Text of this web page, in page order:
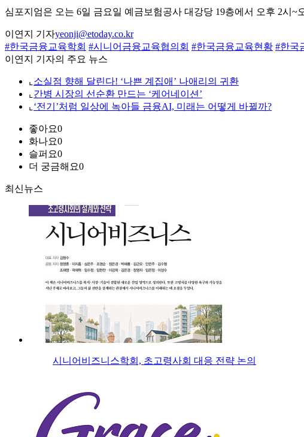
심포지엄은 오는 6일 금요일 예금보험공사 대강당 19층에서 오후 2시~
이연지 기자yeonji@etoday.co.kr
#한국금융교육학회 #시니어금융교육협의회 #한국금융교육현황 #한국
이연지 기자의 주요 뉴스
⌞ 소실점 향해 달린다! ‘나쁜 계집애’ 나애리의 귀환
⌞ 간병 시장의 선순환 만드는 ‘케어네이션’
⌞ ‘전기’처럼 일상에 녹아들 금융AI, 미래는 어떻게 바뀔까?
좋아요0
화나요0
슬퍼요0
더 궁금해요0
최신뉴스
시니어비즈니스학회, 초고령사회 대응 전략 논의